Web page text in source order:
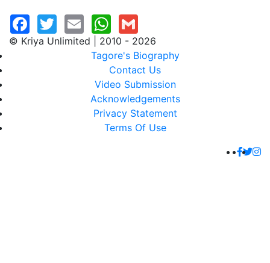
© Kriya Unlimited | 2010 - 2026
Tagore's Biography
Contact Us
Video Submission
Acknowledgements
Privacy Statement
Terms Of Use